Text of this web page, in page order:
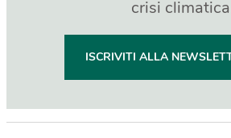
crisi climatica
ISCRIVITI ALLA